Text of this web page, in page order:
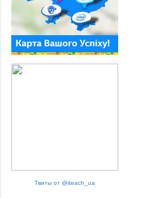
Твиты от @iteach_ua